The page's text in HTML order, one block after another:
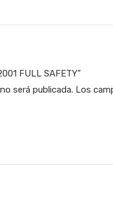
FULL SAFETY”
será publicada. Los